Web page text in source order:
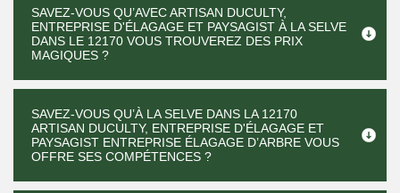
SAVEZ-VOUS QU’AVEC ARTISAN DUCULTY,
ENTREPRISE D'ÉLAGAGE ET PAYSAGIST À LA SELVE
DANS LE 12170 VOUS TROUVEREZ DES PRIX
MAGIQUES ?
SAVEZ-VOUS QU’À LA SELVE DANS LA 12170
ARTISAN DUCULTY, ENTREPRISE D'ÉLAGAGE ET
PAYSAGIST ENTREPRISE ÉLAGAGE D’ARBRE VOUS
OFFRE SES COMPÉTENCES ?